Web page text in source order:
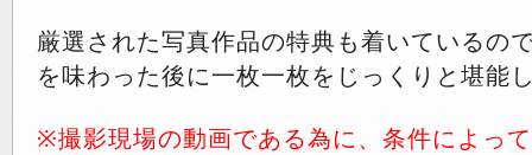
厳選された写真作品の特典も着いているの
を味わった後に一枚一枚をじっくりと堪能
※撮影現場の動画である為に、条件によっ